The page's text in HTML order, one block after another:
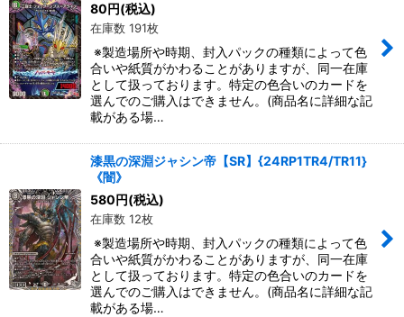
80 円(税込)
在庫数 191枚
※製造場所や時期、封入パックの種類によって色
合いや紙質がかわることがありますが、同一在庫
として扱っております。特定の色合いのカードを
選んでのご購入はできません。(商品名に詳細な記
載がある場…
漆黒の深淵ジャシン帝【SR】{24RP1TR4/TR11}
《闇》
580 円(税込)
在庫数 12枚
※製造場所や時期、封入パックの種類によって色
合いや紙質がかわることがありますが、同一在庫
として扱っております。特定の色合いのカードを
選んでのご購入はできません。(商品名に詳細な記
載がある場…